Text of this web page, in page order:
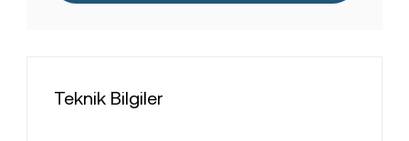
Teknik Bilgiler